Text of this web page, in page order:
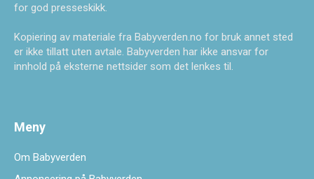
for god presseskikk.
Kopiering av materiale fra Babyverden.no for bruk annet sted
er ikke tillatt uten avtale. Babyverden har ikke ansvar for
innhold på eksterne nettsider som det lenkes til.
Meny
Om Babyverden